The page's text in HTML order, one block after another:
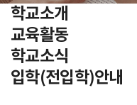
학교소개
교육활동
학교소식
입학(전입학)안내